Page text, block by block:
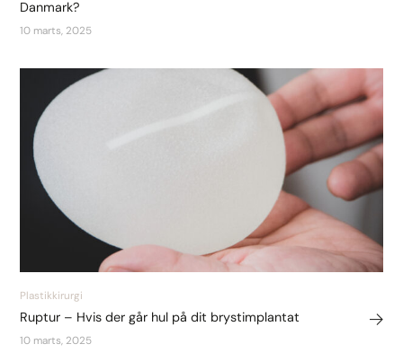
Danmark?
10 marts, 2025
Plastikkirurgi
Ruptur – Hvis der går hul på dit brystimplantat
10 marts, 2025